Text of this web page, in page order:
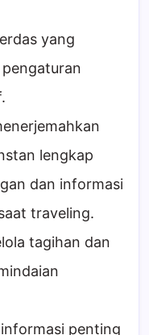
yang
lengkap
dan informasi
traveling.
tagihan dan
penting